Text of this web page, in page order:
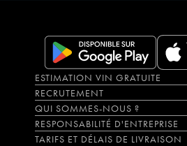
ESTIMATION VIN GRATUITE
RECRUTEMENT
QUI SOMMES-NOUS ?
RESPONSABILITÉ D'ENTREPRISE
TARIFS ET DÉLAIS DE LIVRAISON